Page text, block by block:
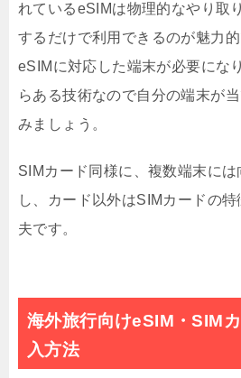
れているeSIMは物理的なやり取
するだけで利用できるのが魅力
eSIMに対応した端末が必要にな
らある技術なので自分の端末が
みましょう。
SIMカード同様に、複数端末に
し、カード以外はSIMカードの
夫です。
海外旅行向けeSIM・SIM
入方法